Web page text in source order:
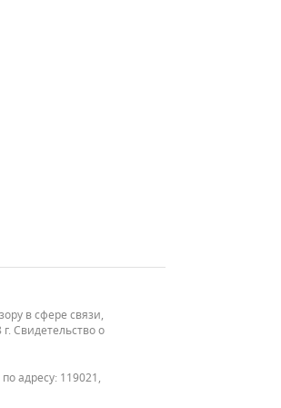
в сфере связи,
Свидетельство о
адресу: 119021,